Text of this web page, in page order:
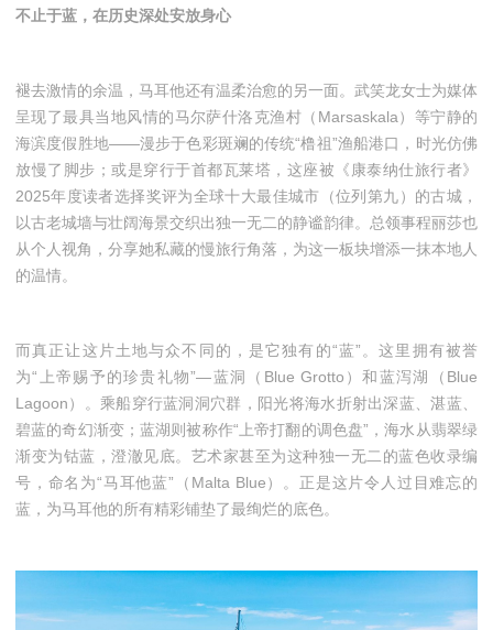
不止于蓝，在历史深处安放身心
褪去激情的余温，马耳他还有温柔治愈的另一面。武笑龙女士为媒体
呈现了最具当地风情的马尔萨什洛克渔村（Marsaskala）等宁静的
海滨度假胜地——漫步于色彩斑斓的传统“橹祖”渔船港口，时光仿佛
放慢了脚步；或是穿行于首都瓦莱塔，这座被《康泰纳仕旅行者》
2025年度读者选择奖评为全球十大最佳城市（位列第九）的古城，
以古老城墙与壮阔海景交织出独一无二的静谧韵律。总领事程丽莎也
从个人视角，分享她私藏的慢旅行角落，为这一板块增添一抹本地人
的温情。
而真正让这片土地与众不同的，是它独有的“蓝”。这里拥有被誉
为“上帝赐予的珍贵礼物”—蓝洞（Blue Grotto）和蓝泻湖（Blue
Lagoon）。乘船穿行蓝洞洞穴群，阳光将海水折射出深蓝、湛蓝、
碧蓝的奇幻渐变；蓝湖则被称作“上帝打翻的调色盘”，海水从翡翠绿
渐变为钴蓝，澄澈见底。艺术家甚至为这种独一无二的蓝色收录编
号，命名为“马耳他蓝”（Malta Blue）。正是这片令人过目难忘的
蓝，为马耳他的所有精彩铺垫了最绚烂的底色。